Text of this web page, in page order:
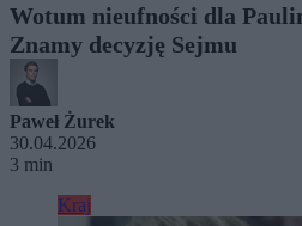
Wotum nieufności dla
Znamy decyzję Sejmu
Paweł Żurek
30.04.2026
3 min
Kraj